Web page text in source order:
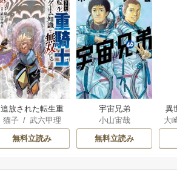
追放された転生重
騎士はゲーム知識
で無双する
猫子/ 武六甲理
/じゃいあん
無料立読み
宇宙兄弟
小山宙哉
無料立読み
異
は
大